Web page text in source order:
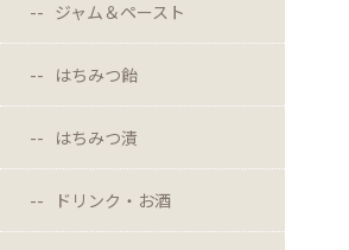
ジャム＆ペースト
はちみつ飴
はちみつ漬
ドリンク・お酒